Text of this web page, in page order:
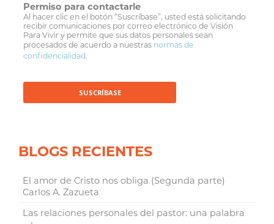
Permiso para contactarle
Al hacer clic en el botón “Suscríbase”, usted está solicitando
recibir comunicaciones por correo electrónico de Visión
Para Vivir y permite que sus datos personales sean
procesados de acuerdo a nuestras normas de
confidencialidad.
BLOGS RECIENTES
El amor de Cristo nos obliga (Segunda parte)
Carlos A. Zazueta
Las relaciones personales del pastor: una palabra